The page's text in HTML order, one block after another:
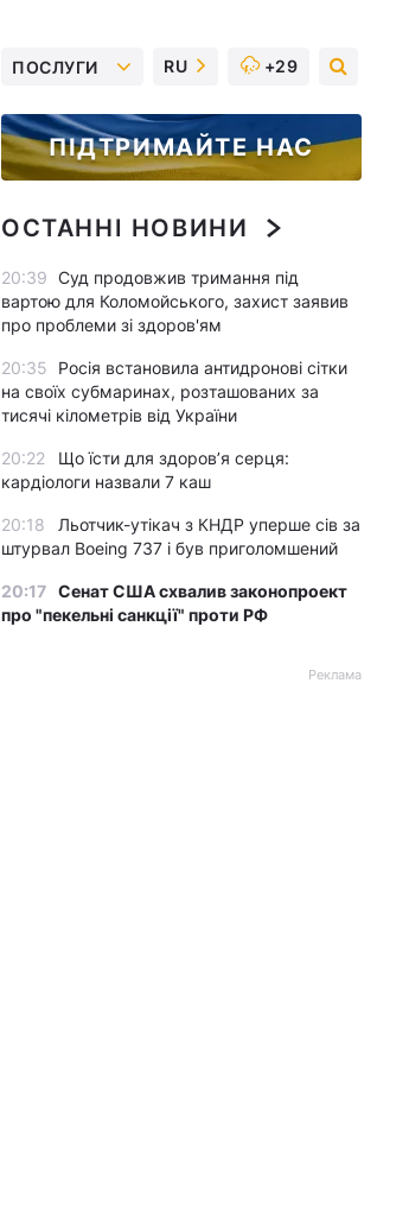
ПОСЛУГИ RU +29
ПІДТРИМАЙТЕ НАС
ОСТАННІ НОВИНИ
20:39 Суд продовжив тримання під
вартою для Коломойського, захист заявив
про проблеми зі здоров'ям
20:35
Росія встановила антидронові сітки
на своїх субмаринах, розташованих за
тисячі кілометрів від України
20:22
Що їсти для здоров’я серця:
кардіологи назвали 7 каш
20:18
Льотчик-утікач з КНДР уперше сів за
штурвал Boeing 737 і був приголомшений
20:17 Сенат США схвалив законопроект
про "пекельні санкції" проти РФ
Реклама